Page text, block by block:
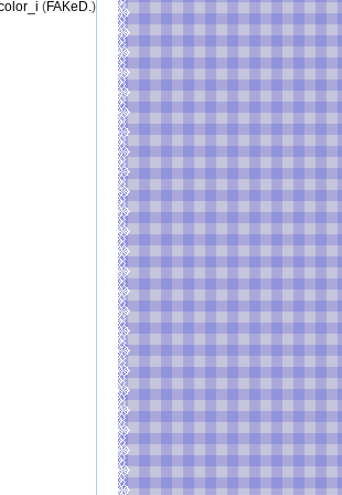
(FAKeD.)